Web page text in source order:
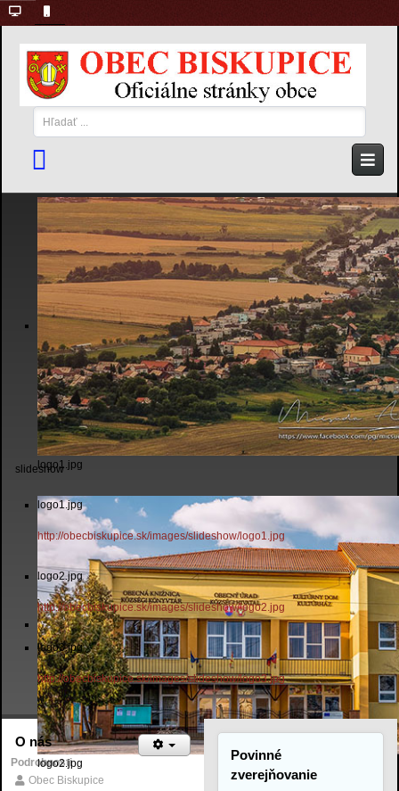
Hľadať
...
logo1.jpg
logo2.jpg
slideshow
logo1.jpg
http://obecbiskupice.sk/images/slideshow/logo1.jpg
logo2.jpg
http://obecbiskupice.sk/images/slideshow/logo2.jpg
logo3.jpg
http://obecbiskupice.sk/images/slideshow/logo3.jpg
O nás
Podrobnosti
Obec Biskupice
Povinné
zverejňovanie